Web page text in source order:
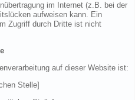
im Internet (z.B. bei der
aufweisen kann. Ein
Zugriff durch Dritte ist nicht
auf dieser Website ist:
Stelle]